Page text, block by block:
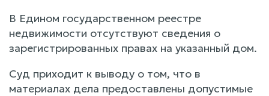
В Едином государственном реестре
недвижимости отсутствуют сведения о
зарегистрированных правах на указанный дом.
Суд приходит к выводу о том, что в
материалах дела предоставлены допустимые